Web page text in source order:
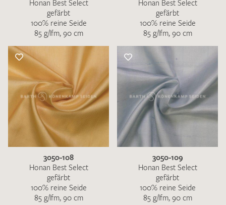
Honan Best Select
gefärbt
100% reine Seide
85 g/lfm, 90 cm
Honan Best Select
gefärbt
100% reine Seide
85 g/lfm, 90 cm
3050-108
Honan Best Select
gefärbt
100% reine Seide
85 g/lfm, 90 cm
3050-109
Honan Best Select
gefärbt
100% reine Seide
85 g/lfm, 90 cm